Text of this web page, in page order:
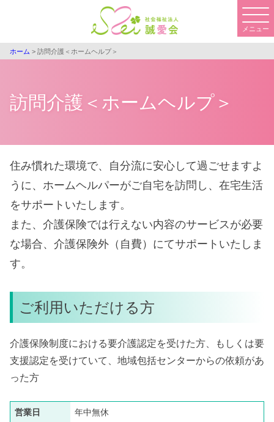
メニュー
ホーム > 訪問介護＜ホームヘルプ＞
訪問介護＜ホームヘルプ＞
住み慣れた環境で、自分流に安心して過ごせますよ
うに、ホームヘルパーがご自宅を訪問し、在宅生活
をサポートいたします。
また、介護保険では行えない内容のサービスが必要
な場合、介護保険外（自費）にてサポートいたしま
す。
ご利用いただける方
介護保険制度における要介護認定を受けた方、もしくは要
支援認定を受けていて、地域包括センターからの依頼があ
った方
営業日 年中無休